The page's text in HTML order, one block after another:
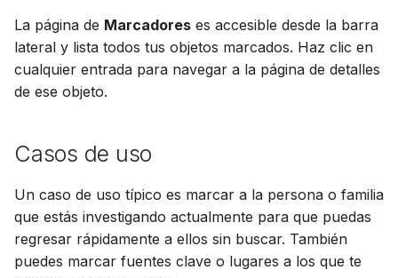
ú
s
q
e
a
Limitar uso de CPU y
memoria
Guía de actualización
Gramps 6.0
La página de Marcadores es accesible desde la barra
lateral y lista todos tus objetos marcados. Haz clic en
cualquier entrada para navegar a la página de detalles
de ese objeto.
Casos de uso
Un caso de uso típico es marcar a la persona o familia
que estás investigando actualmente para que puedas
regresar rápidamente a ellos sin buscar. También
puedes marcar fuentes clave o lugares a los que te